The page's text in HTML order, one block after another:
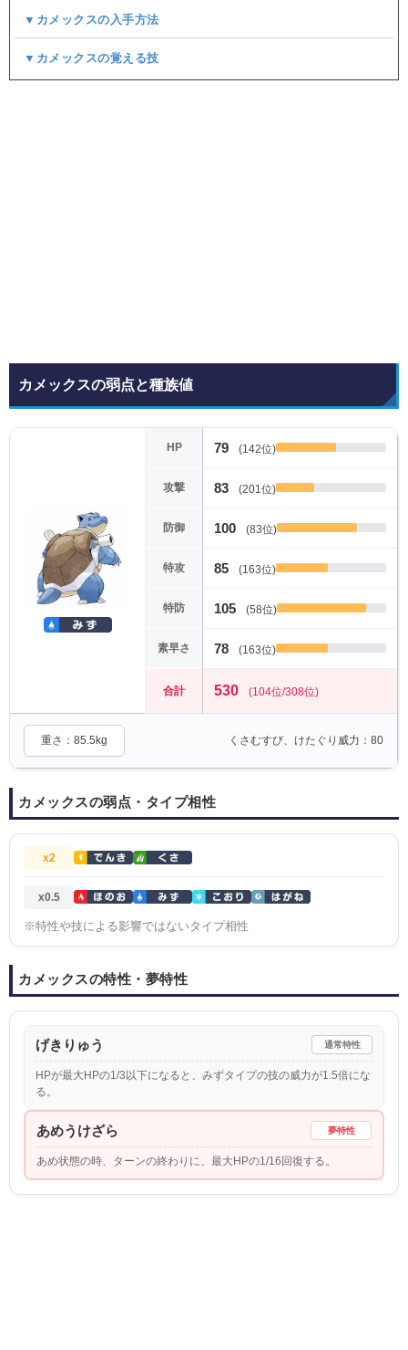
▼カメックスの入手方法
▼カメックスの覚える技
カメックスの弱点と種族値
HP 79 (142位)
攻撃 83 (201位)
防御 100 (83位)
特攻 85 (163位)
特防 105 (58位)
素早さ 78 (163位)
合計 530 (104位/308位)
重さ：85.5kg くさむすび、けたぐり威力：80
カメックスの弱点・タイプ相性
x2
x0.5
※特性や技による影響ではないタイプ相性
カメックスの特性・夢特性
げきりゅう 通常特性
HPが最大HPの1/3以下になると、みずタイプの技の威力が1.5倍にな
る。
あめうけざら 夢特性
あめ状態の時、ターンの終わりに、最大HPの1/16回復する。